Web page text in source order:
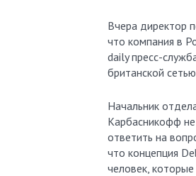
Вчера директор
что компания в
daily пресс-
британской
Начальник
Карбасникофф
ответить на
что концепция
человек,